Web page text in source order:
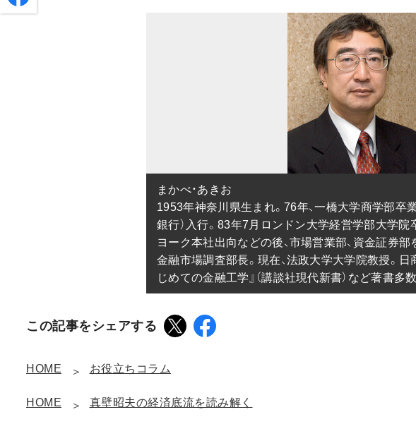
まかべ・あきお
1953年神奈川県生まれ。76年、一橋大学商学部卒
銀行）入行。83年7月ロンドン大学経営学部大学
ヨーク本社出向などの後、市場営業部、資金証券
金融市場調査部長。現在、法政大学大学院教授。日
じめての金融工学』（講談社現代新書）など著書多数
この記事をシェアする
HOME お役立ちコラム
HOME 真壁昭夫の経済底流を読み解く